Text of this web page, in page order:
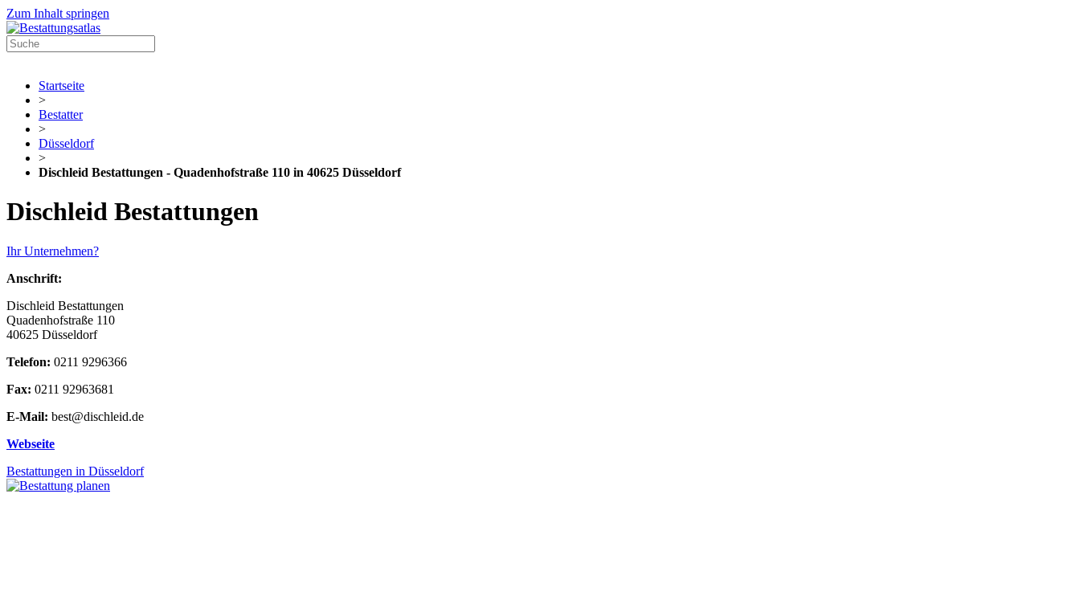
Zum Inhalt springen
Startseite
>
Bestatter
>
Düsseldorf
>
Dischleid Bestattungen - Quadenhofstraße 110 in 40625 Düsseldorf
Dischleid Bestattungen
Ihr Unternehmen?
Anschrift:
Dischleid Bestattungen
Quadenhofstraße 110
40625 Düsseldorf
Telefon: 0211 9296366
Fax: 0211 92963681
E-Mail: best@dischleid.de
Webseite
Bestattungen in Düsseldorf